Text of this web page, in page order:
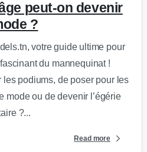
peut-on devenir
?
votre guide ultime pour
du mannequinat !
les podiums, de poser pour les
mode ou de devenir l’égérie
?...
Read more